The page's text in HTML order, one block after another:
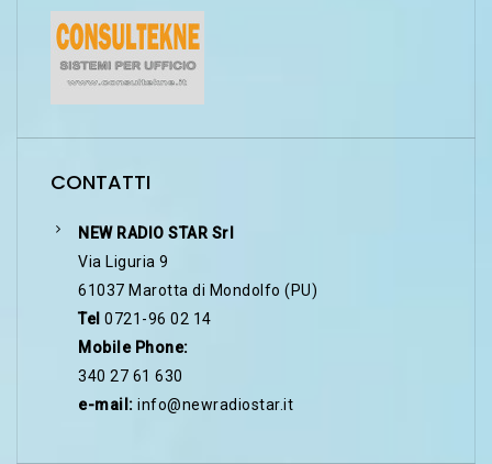
CONTATTI
NEW RADIO STAR Srl
Via Liguria 9
61037 Marotta di Mondolfo (PU)
Tel 0721-96 02 14
Mobile Phone:
340 27 61 630
e-mail: info@newradiostar.it